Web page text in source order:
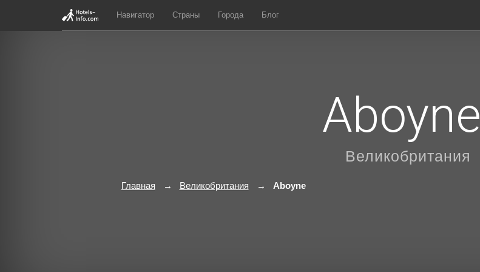
Навигатор Страны Города Блог
Aboyne
Великобритания
Главная Великобритания Aboyne